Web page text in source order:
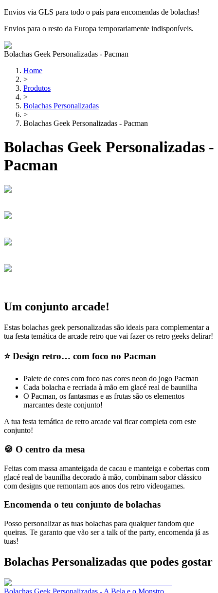
Envios via GLS para todo o país para encomendas de bolachas!
Envios para o resto da Europa temporariamente indisponíveis.
Bolachas Geek Personalizadas - Pacman
Home
>
Produtos
>
Bolachas Personalizadas
>
Bolachas Geek Personalizadas - Pacman
Bolachas Geek Personalizadas -
Pacman
Um conjunto arcade!
Estas bolachas geek personalizadas são ideais para complementar a
tua festa temática de arcade retro que vai fazer os retro geeks delirar!
⭐Design retro… com foco no Pacman
Palete de cores com foco nas cores neon do jogo Pacman
Cada bolacha e recriada à mão em glacé real de baunilha
O Pacman, os fantasmas e as frutas são os elementos
marcantes deste conjunto!
A tua festa temática de retro arcade vai ficar completa com este
conjunto!
🍪 O centro da mesa
Feitas com massa amanteigada de cacau e manteiga e cobertas com
glacé real de baunilha decorado à mão, combinam sabor clássico
com designs que remontam aos anos dos retro videogames.
Encomenda o teu conjunto de bolachas
Posso personalizar as tuas bolachas para qualquer fandom que
queiras. Te garanto que vão ser a talk of the party, encomenda já as
tuas!
Bolachas Personalizadas que podes gostar
Bolachas Geek Personalizadas - A Bela e o Monstro